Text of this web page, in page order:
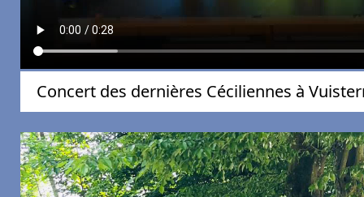
Concert des dernières Céciliennes à